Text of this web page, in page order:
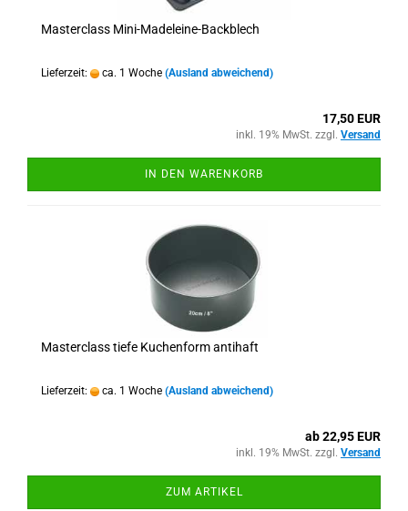
Masterclass Mini-Madeleine-Backblech
Lieferzeit: ca. 1 Woche (Ausland abweichend)
17,50 EUR
inkl. 19% MwSt. zzgl. Versand
IN DEN WARENKORB
Masterclass tiefe Kuchenform antihaft
Lieferzeit: ca. 1 Woche (Ausland abweichend)
ab 22,95 EUR
inkl. 19% MwSt. zzgl. Versand
ZUM ARTIKEL